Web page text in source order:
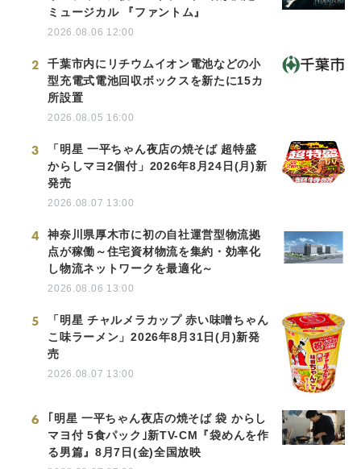
ミュージカル 『ファントム』
2026.08.06 12:00
2
千葉市内にリチウムイオン電池などの小
型充電式電池回収ボックスを新たに15カ
所設置
2026.08.05 16:00
3
「明星 一平ちゃん夜店の焼そば 超特盛
からしマヨ2個付」2026年8月24日(月)新
発売
2026.08.07 13:00
4
神奈川県厚木市に初の自社運営型物流拠
点が稼働～住宅資材物流を集約・効率化
し物流ネットワークを最適化～
2026.08.06 13:00
5
「明星 チャルメラカップ 赤い味噌ちゃん
こ味ラーメン」2026年8月31日(月)新発
売
2026.08.07 13:00
6
｢明星 一平ちゃん夜店の焼そば 袋 からし
マヨ付 5食パック｣新TV-CM『袋めんを作
る男篇』8月7日(金)全国放映